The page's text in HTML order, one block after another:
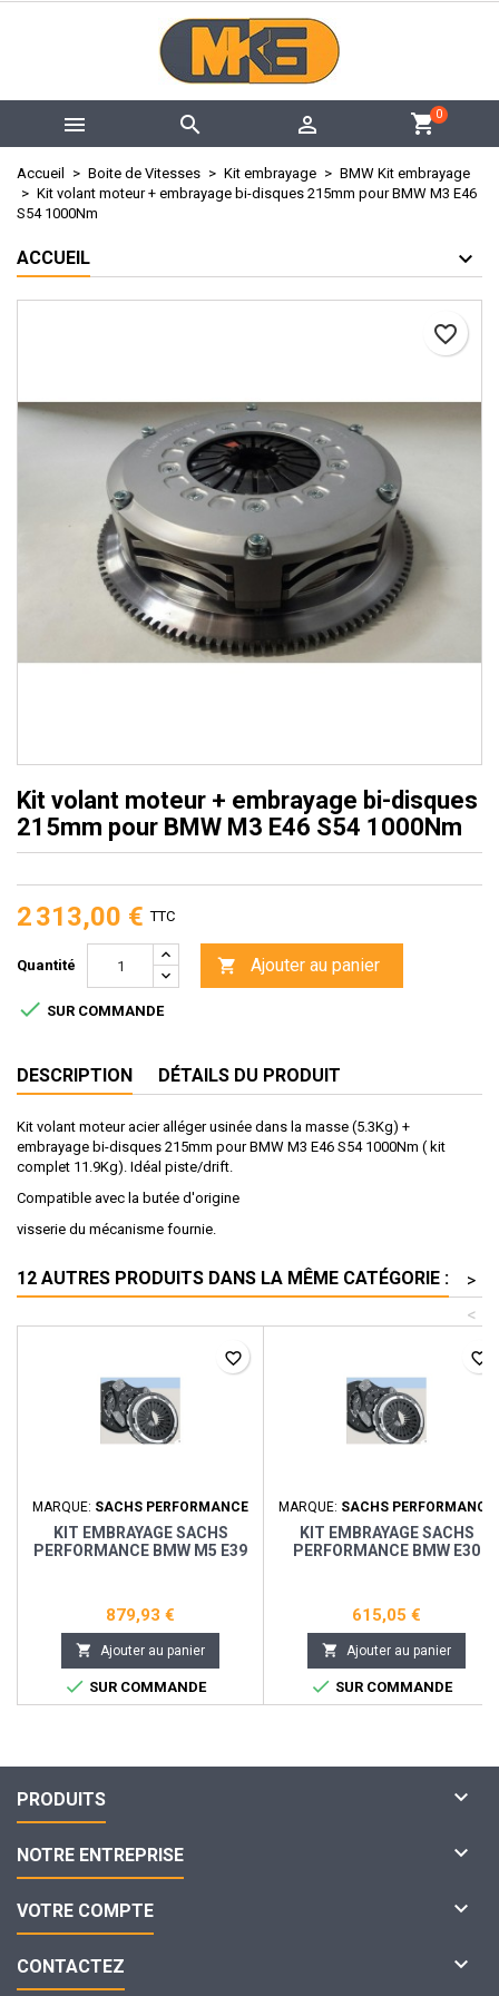
   0
Accueil Boite de Vitesses Kit embrayage
BMW Kit embrayage
Kit volant moteur + embrayage bi-disques 215mm pour BMW M3 E46
S54 1000Nm
ACCUEIL
Kit volant moteur + embrayage bi-disques
215mm pour BMW M3 E46 S54 1000Nm
2 313,00 € TTC
Quantité  Ajouter au panier
favorite_border
 SUR COMMANDE
DESCRIPTION DÉTAILS DU PRODUIT
Kit volant moteur acier alléger usinée dans la masse (5.3Kg) +
embrayage bi-disques 215mm pour BMW M3 E46 S54 1000Nm ( kit
complet 11.9Kg). Idéal piste/drift.
Compatible avec la butée d'origine
visserie du mécanisme fournie.
12 AUTRES PRODUITS DANS LA MÊME CATÉGORIE :
>
<
MARQUE: SACHS PERFORMANCE
KIT EMBRAYAGE SACHS
PERFORMANCE BMW M5 E39
879,93 €
 Ajouter au panier
 SUR COMMANDE
favorite_border
MARQUE: SACHS PERFORMANCE
KIT EMBRAYAGE SACHS
PERFORMANCE BMW E30
615,05 €
 Ajouter au panier
 SUR COMMANDE
favorite_border
PRODUITS 
NOTRE ENTREPRISE 
VOTRE COMPTE 
CONTACTEZ 
My wishlists
add_circle_outline Create new list
Créer une liste d'envies
Connexion
Vous devez être connecté pour ajouter des produits à
votre liste d'envies.
Annuler Connexion